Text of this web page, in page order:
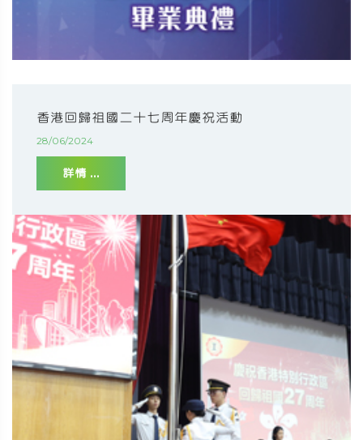
香港回歸祖國二十七周年慶祝活動
28/06/2024
詳情 ...